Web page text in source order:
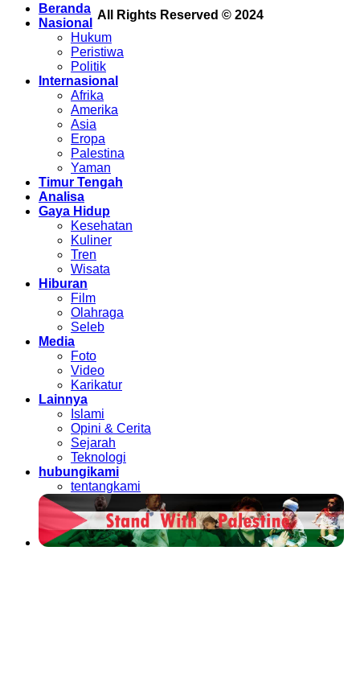
All Rights Reserved © 2024
Beranda
Nasional
Hukum
Peristiwa
Politik
Internasional
Afrika
Amerika
Asia
Eropa
Palestina
Yaman
Timur Tengah
Analisa
Gaya Hidup
Kesehatan
Kuliner
Tren
Wisata
Hiburan
Film
Olahraga
Seleb
Media
Foto
Video
Karikatur
Lainnya
Islami
Opini & Cerita
Sejarah
Teknologi
hubungikami
tentangkami